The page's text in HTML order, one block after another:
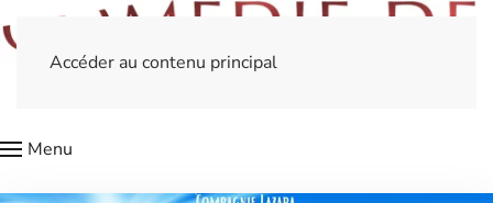
Accéder au contenu principal
Menu